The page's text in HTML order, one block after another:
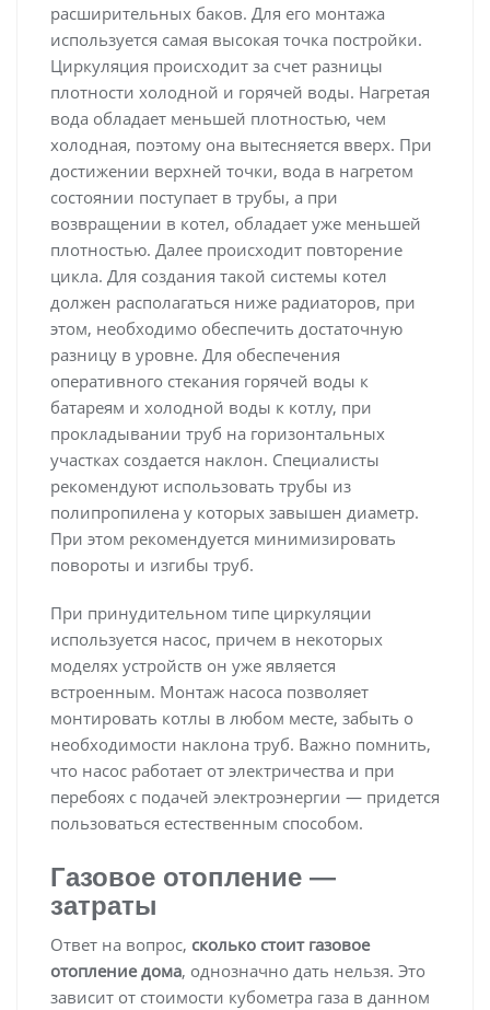
расширительных баков. Для его монтажа
используется самая высокая точка постройки.
Циркуляция происходит за счет разницы
плотности холодной и горячей воды. Нагретая
вода обладает меньшей плотностью, чем
холодная, поэтому она вытесняется вверх. При
достижении верхней точки, вода в нагретом
состоянии поступает в трубы, а при
возвращении в котел, обладает уже меньшей
плотностью. Далее происходит повторение
цикла. Для создания такой системы котел
должен располагаться ниже радиаторов, при
этом, необходимо обеспечить достаточную
разницу в уровне. Для обеспечения
оперативного стекания горячей воды к
батареям и холодной воды к котлу, при
прокладывании труб на горизонтальных
участках создается наклон. Специалисты
рекомендуют использовать трубы из
полипропилена у которых завышен диаметр.
При этом рекомендуется минимизировать
повороты и изгибы труб.
При принудительном типе циркуляции
используется насос, причем в некоторых
моделях устройств он уже является
встроенным. Монтаж насоса позволяет
монтировать котлы в любом месте, забыть о
необходимости наклона труб. Важно помнить,
что насос работает от электричества и при
перебоях с подачей электроэнергии — придется
пользоваться естественным способом.
Газовое отопление —
затраты
Ответ на вопрос, сколько стоит газовое
отопление дома, однозначно дать нельзя. Это
зависит от стоимости кубометра газа в данном